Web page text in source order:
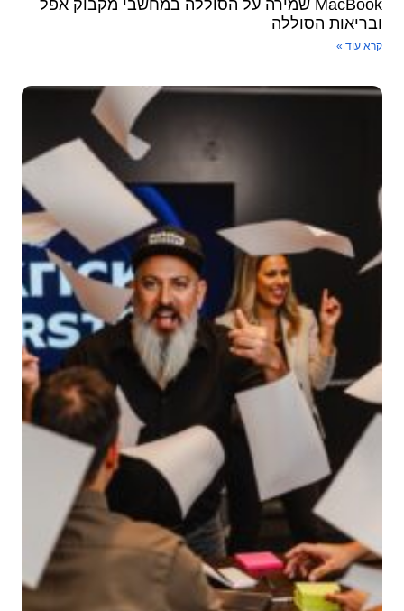
MacBook שמירה על הסוללה במחשבי מקבוק אפל
ובריאות הסוללה
קרא עוד »